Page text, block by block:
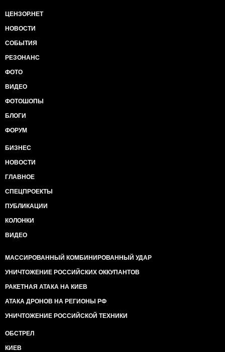
ЦЕНЗОР.НЕТ
НОВОСТИ
СОБЫТИЯ
РЕЗОНАНС
ФОТО
ВИДЕО
ФОТОШОПЫ
БЛОГИ
ФОРУМ
БИЗНЕС
НОВОСТИ
ГЛАВНОЕ
СПЕЦПРОЕКТЫ
ПУБЛИКАЦИИ
КОЛОНКИ
ВИДЕО
МАССИРОВАННЫЙ КОМБИНИРОВАННЫЙ УДАР
УНИЧТОЖЕНИЕ РОССИЙСКИХ ОККУПАНТОВ
РАКЕТНАЯ АТАКА НА КИЕВ
АТАКА ДРОНОВ НА РЕГИОНЫ РФ
УНИЧТОЖЕНИЕ РОССИЙСКОЙ ТЕХНИКИ
ОБСТРЕЛ
КИЕВ